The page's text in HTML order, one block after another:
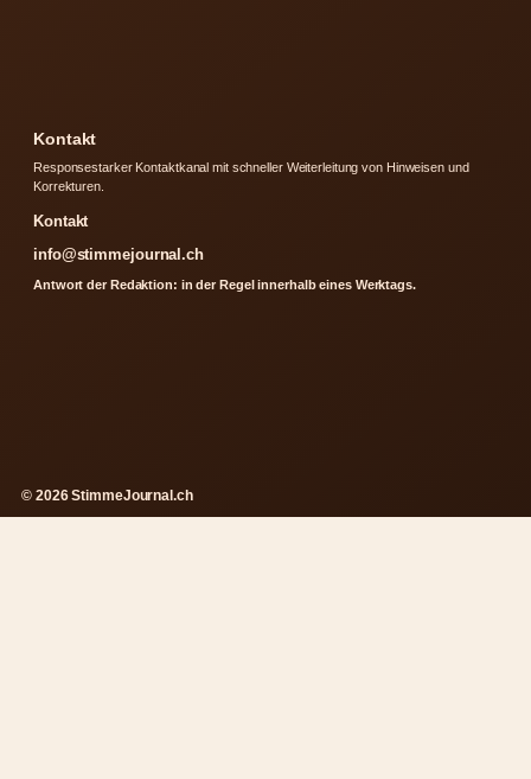
Kontakt
Responsestarker Kontaktkanal mit schneller Weiterleitung von Hinweisen und
Korrekturen.
Kontakt
info@stimmejournal.ch
Antwort der Redaktion: in der Regel innerhalb eines Werktags.
© 2026 StimmeJournal.ch